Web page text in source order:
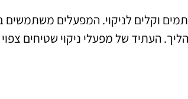
וקלים לניקוי. המפעלים משתמשים
העתיד של מפעלי ניקוי שטיחים צפוי